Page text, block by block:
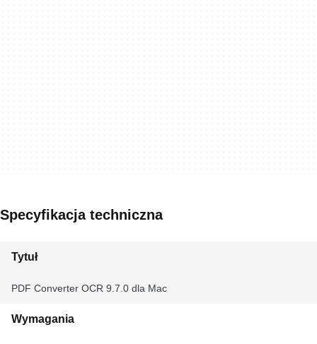
Specyfikacja techniczna
Tytuł
PDF Converter OCR 9.7.0 dla Mac
Wymagania